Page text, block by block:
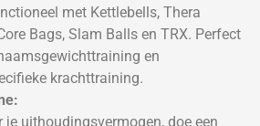
met Kettlebells, Thera
Bags, Slam Balls en TRX. Perfect
en
krachttraining.
je uithoudingsvermogen, doe een